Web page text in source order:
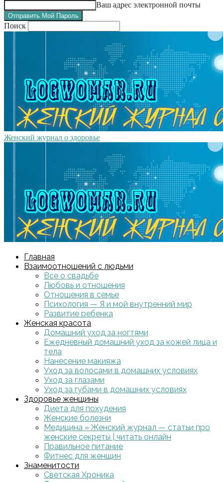
Ваш адрес электронной почты
Поиск
Женский журнал о здоровье
Главная
Взаимоотношений с людьми
Все о свадьбе
Любовь и отношения
Отношения в семье
Психология — Я и мой внутренний мир
Развитие ребенка
Женская красота
Домашний уход за ногтями
Ежедневный домашний уход за кожей лица и
тела
Нанесение макияжа
Уход за волосами в домашних условиях
Уход за глазами
Уход за губами в домашних условиях
Здоровье женщины
Диета для похудения
Женские болезни
Медицина » Женский журнал — статьи про
женские секреты | читать онлайн
Правильное питание
Фитнес для женщин
Знаменитости
Светская Хроника